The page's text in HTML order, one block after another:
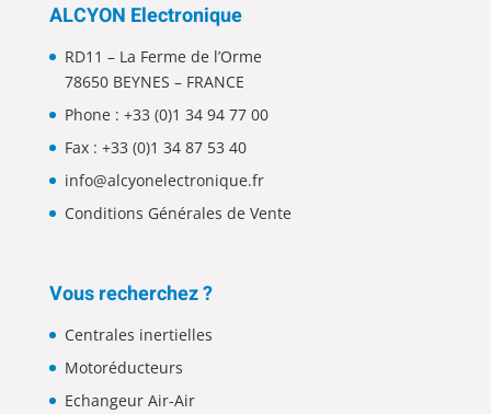
ALCYON Electronique
RD11 – La Ferme de l’Orme
78650 BEYNES – FRANCE
Phone : +33 (0)1 34 94 77 00
Fax : +33 (0)1 34 87 53 40
info@alcyonelectronique.fr
Conditions Générales de Vente
Vous recherchez ?
Centrales inertielles
Motoréducteurs
Echangeur Air-Air